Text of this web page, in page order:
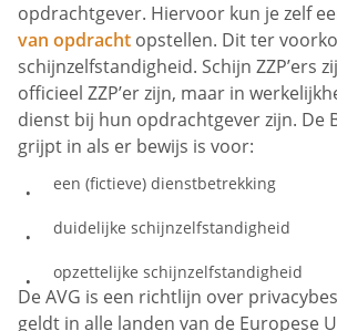
opdrachtgever. Hiervoor kun je zelf
van opdracht opstellen. Dit ter
schijnzelfstandigheid. Schijn ZZP’ers
officieel ZZP’er zijn, maar in
dienst bij hun opdrachtgever zijn. De
grijpt in als er bewijs is voor:
een (fictieve) dienstbetrekking
duidelijke schijnzelfstandigheid
opzettelijke schijnzelfstandigheid
De AVG is een richtlijn over
geldt in alle landen van de Europese